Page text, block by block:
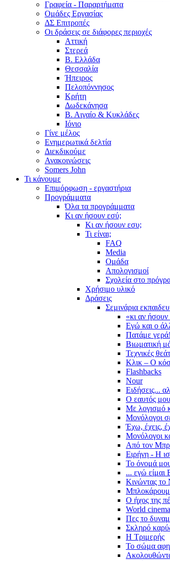
Γραφεία - Παραρτήματα
Ομάδες Εργασίας
ΔΣ Επιτροπές
Οι δράσεις σε διάφορες περιοχές
Αττική
Στερεά
Β. Ελλάδα
Θεσσαλία
Ήπειρος
Πελοπόννησος
Κρήτη
Δωδεκάνησα
Β. Αιγαίο & Κυκλάδες
Ιόνιο
Γίνε μέλος
Ενημερωτικά δελτία
Διεκδικούμε
Ανακοινώσεις
Somers John
Τι κάνουμε
Επιμόρφωση - εργαστήρια
Προγράμματα
Όλα τα προγράμματα
Κι αν ήσουν εσύ;
Κι αν ήσουν εσυ;
Τι είναι;
FAQ
Media
Ομάδα
Απολογισμοί
Σχολεία στο
Χρήσιμο υλικό
Δράσεις
Σεμινάρια
«κι αν
Εγώ και ο
Πατάμε γερά!
Βιωματική
Τεχνικές
Κλικ – Ο
Flashbacks
Nour
Ειδήσεις...
Ο εαυτός
Με λογισμό
Μονόλογοι
Έχω, έχεις,
Μονόλογοι
Από τον
Ειρήνη - Η
Το όνομά
... εγώ είμαι
Κινώντας το
Ο ήχος της
World cinema
Πες το
Σκληρό
Η Τριμερής
Το σώμα